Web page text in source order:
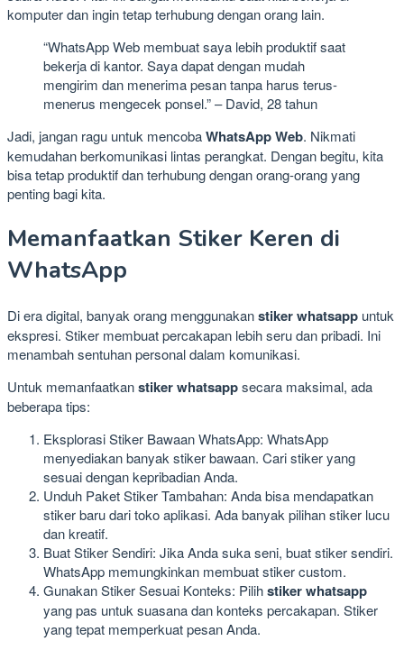
komputer dan ingin tetap terhubung dengan orang lain.
“WhatsApp Web membuat saya lebih produktif saat
bekerja di kantor. Saya dapat dengan mudah
mengirim dan menerima pesan tanpa harus terus-
menerus mengecek ponsel.” – David, 28 tahun
Jadi, jangan ragu untuk mencobaWhatsApp Web. Nikmati
kemudahan berkomunikasi lintas perangkat. Dengan begitu, kita
bisa tetap produktif dan terhubung dengan orang-orang yang
penting bagi kita.
Memanfaatkan Stiker Keren di
WhatsApp
Di era digital, banyak orang menggunakanstiker whatsapp untuk
ekspresi. Stiker membuat percakapan lebih seru dan pribadi. Ini
menambah sentuhan personal dalam komunikasi.
Untuk memanfaatkanstiker whatsappsecara maksimal, ada
beberapa tips:
Eksplorasi Stiker Bawaan WhatsApp: WhatsApp
menyediakan banyak stiker bawaan. Cari stiker yang
sesuai dengan kepribadian Anda.
Unduh Paket Stiker Tambahan: Anda bisa mendapatkan
stiker baru dari toko aplikasi. Ada banyak pilihan stiker lucu
dan kreatif.
Buat Stiker Sendiri: Jika Anda suka seni, buat stiker sendiri.
WhatsApp memungkinkan membuat stiker custom.
Gunakan Stiker Sesuai Konteks: Pilihstiker whatsapp
yang pas untuk suasana dan konteks percakapan. Stiker
yang tepat memperkuat pesan Anda.